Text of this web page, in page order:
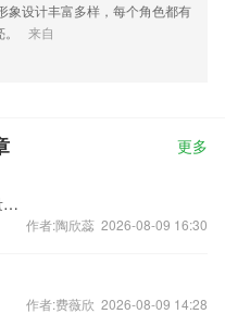
象设计丰富多样，每个角色都有
来自
更多
两部门：到2030年充电基础设施总量超过4000万个 大功率充电设施约30万个
作者:陶欣蕊 2026-08-09 16:30
作者:费薇欣 2026-08-09 14:28